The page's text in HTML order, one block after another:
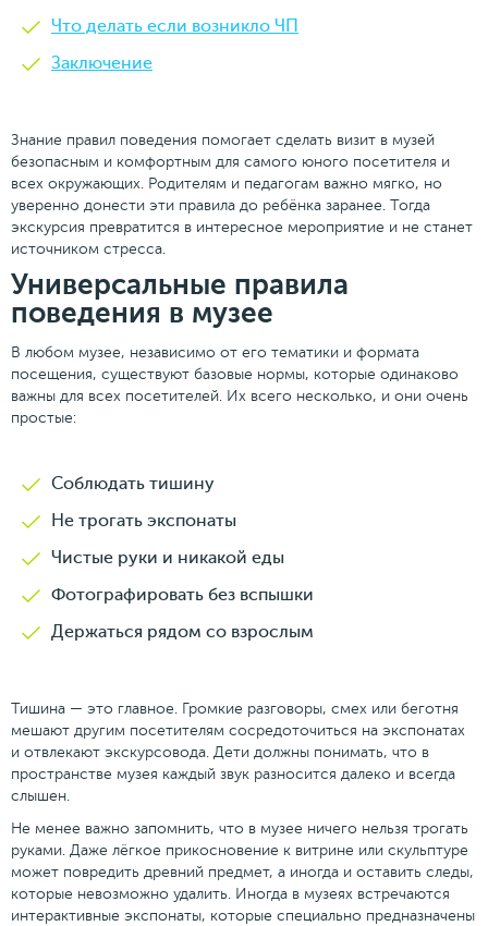
Что делать если возникло ЧП
Заключение
Знание правил поведения помогает сделать визит в музей
безопасным и комфортным для самого юного посетителя и
всех окружающих. Родителям и педагогам важно мягко, но
уверенно донести эти правила до ребёнка заранее. Тогда
экскурсия превратится в интересное мероприятие и не станет
источником стресса.
Универсальные правила
поведения в музее
В любом музее, независимо от его тематики и формата
посещения, существуют базовые нормы, которые одинаково
важны для всех посетителей. Их всего несколько, и они очень
простые:
Соблюдать тишину
Не трогать экспонаты
Чистые руки и никакой еды
Фотографировать без вспышки
Держаться рядом со взрослым
Тишина — это главное. Громкие разговоры, смех или беготня
мешают другим посетителям сосредоточиться на экспонатах
и отвлекают экскурсовода. Дети должны понимать, что в
пространстве музея каждый звук разносится далеко и всегда
слышен.
Не менее важно запомнить, что в музее ничего нельзя трогать
руками. Даже лёгкое прикосновение к витрине или скульптуре
может повредить древний предмет, а иногда и оставить следы,
которые невозможно удалить. Иногда в музеях встречаются
интерактивные экспонаты, которые специально предназначены